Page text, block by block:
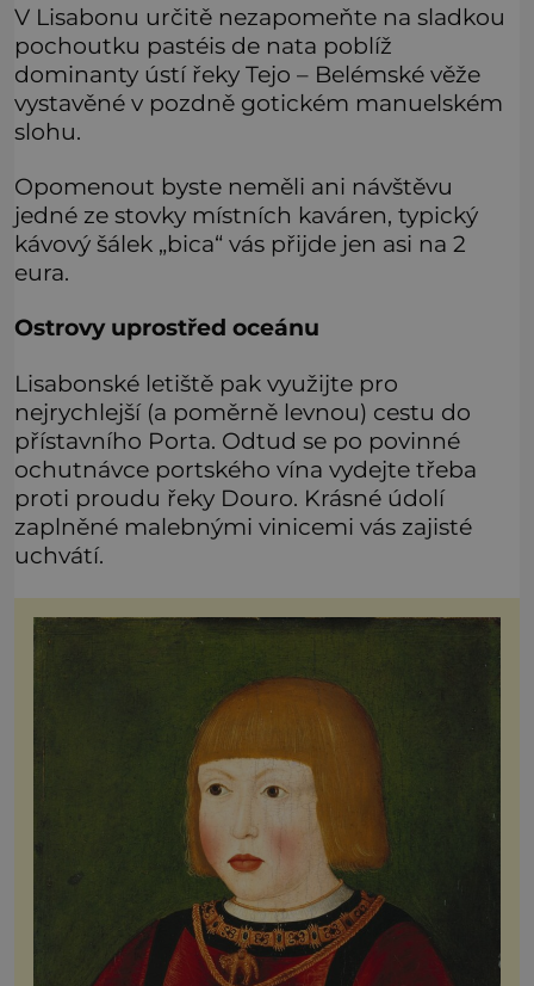
V Lisabonu určitě nezapomeňte na sladkou
pochoutku pastéis de nata poblíž
dominanty ústí řeky Tejo – Belémské věže
vystavěné v pozdně gotickém manuelském
slohu.
Opomenout byste neměli ani návštěvu
jedné ze stovky místních kaváren, typický
kávový šálek „bica“ vás přijde jen asi na 2
eura.
Ostrovy uprostřed oceánu
Lisabonské letiště pak využijte pro
nejrychlejší (a poměrně levnou) cestu do
přístavního Porta. Odtud se po povinné
ochutnávce portského vína vydejte třeba
proti proudu řeky Douro. Krásné údolí
zaplněné malebnými vinicemi vás zajisté
uchvátí.